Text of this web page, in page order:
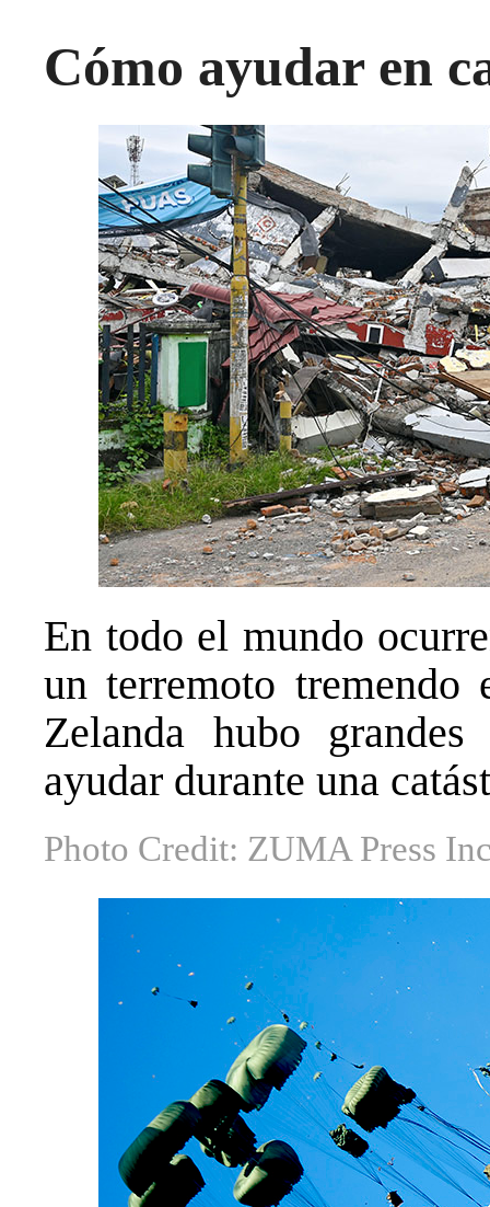
Cómo ayudar en
En todo el mundo
un terremoto
Zelanda hubo
ayudar durante una
Photo Credit: ZUMA Press